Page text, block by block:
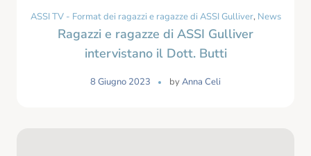
ASSI TV - Format dei ragazzi e ragazze di ASSI Gulliver, News
Ragazzi e ragazze di ASSI Gulliver
intervistano il Dott. Butti
8 Giugno 2023 byAnna Celi